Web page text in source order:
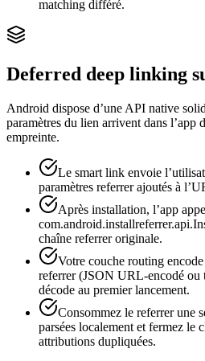
matching différé.
Deferred deep linking
Android dispose d’une API native
paramètres du lien arrivent dans l’app
empreinte.
Le smart link envoie
paramètres referrer ajoutés à
Après installation, l’app
chaîne referrer originale.
Votre couche routing
referrer (JSON URL-encodé ou
décode au premier lancement.
Consommez le referrer une
parsées localement et fermez le
attributions dupliquées.